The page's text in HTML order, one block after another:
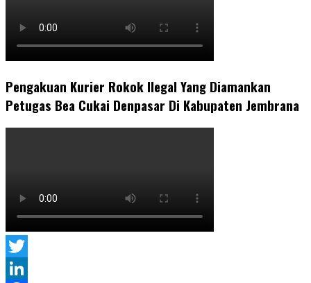
Pengakuan Kurier Rokok Ilegal Yang Diamankan
Petugas Bea Cukai Denpasar Di Kabupaten Jembrana
Twitter